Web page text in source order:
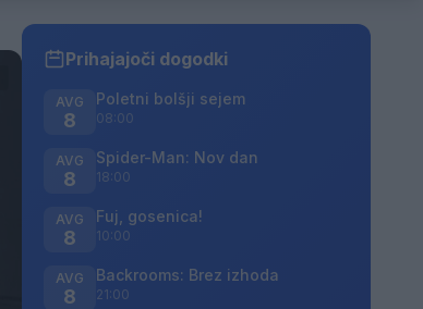
Prihajajoči dogodki
AVG
8
Poletni bolšji sejem
08:00
AVG
8
Spider-Man: Nov dan
18:00
AVG
8
Fuj, gosenica!
10:00
AVG
8
Backrooms: Brez izhoda
21:00